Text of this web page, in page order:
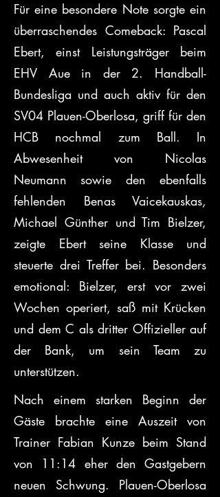
Für eine besondere Note sorgte ein
überraschendes Comeback: Pascal
Ebert, einst Leistungsträger beim
EHV Aue in der 2. Handball-
Bundesliga und auch aktiv für den
SV04 Plauen-Oberlosa, griff für den
HCB nochmal zum Ball. In
Abwesenheit von Nicolas
Neumann sowie den ebenfalls
fehlenden Benas Vaicekauskas,
Michael Günther und Tim Bielzer,
zeigte Ebert seine Klasse und
steuerte drei Treffer bei. Besonders
emotional: Bielzer, erst vor zwei
Wochen operiert, saß mit Krücken
und dem C als dritter Offizieller auf
der Bank, um sein Team zu
unterstützen.
Nach einem starken Beginn der
Gäste brachte eine Auszeit von
Trainer Fabian Kunze beim Stand
von 11:14 eher den Gastgebern
neuen Schwung. Plauen-Oberlosa